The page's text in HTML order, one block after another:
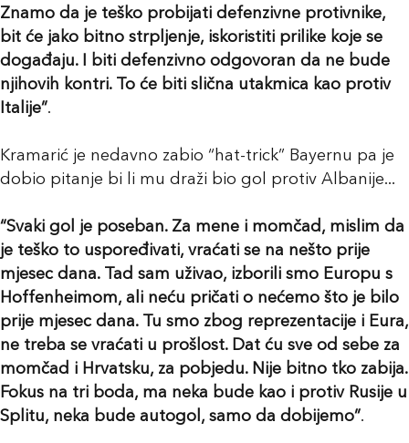
Znamo da je teško probijati defenzivne protivnike,
bit će jako bitno strpljenje, iskoristiti prilike koje se
događaju. I biti defenzivno odgovoran da ne bude
njihovih kontri. To će biti slična utakmica kao protiv
Italije”.
Kramarić je nedavno zabio “hat-trick” Bayernu pa je
dobio pitanje bi li mu draži bio gol protiv Albanije...
“Svaki gol je poseban. Za mene i momčad, mislim da
je teško to uspoređivati, vraćati se na nešto prije
mjesec dana. Tad sam uživao, izborili smo Europu s
Hoffenheimom, ali neću pričati o nećemo što je bilo
prije mjesec dana. Tu smo zbog reprezentacije i Eura,
ne treba se vraćati u prošlost. Dat ću sve od sebe za
momčad i Hrvatsku, za pobjedu. Nije bitno tko zabija.
Fokus na tri boda, ma neka bude kao i protiv Rusije u
Splitu, neka bude autogol, samo da dobijemo”.